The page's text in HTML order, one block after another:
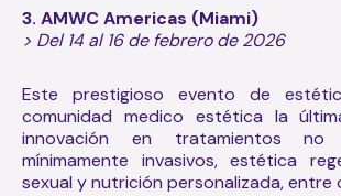
3. AMWC Americas (Miami)
> Del 14 al 16 de febrero de 2026
Este prestigioso evento de
comunidad medico estética la
innovación en tratamientos no
mínimamente invasivos, estética
sexual y nutrición personalizada, entre